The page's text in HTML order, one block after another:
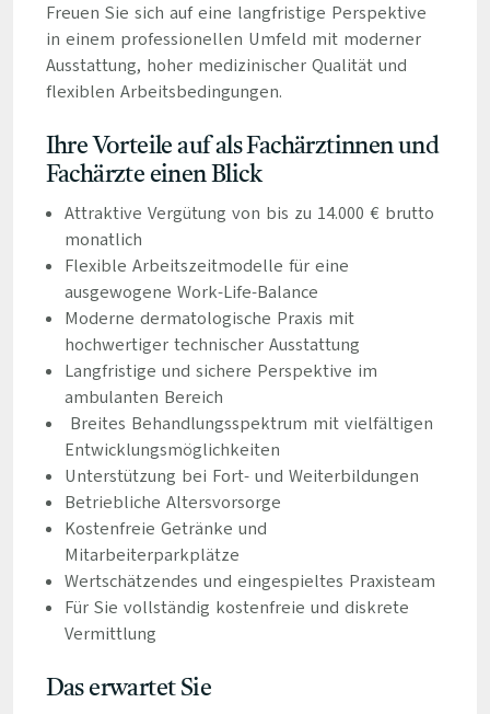
Freuen Sie sich auf eine langfristige Perspektive
in einem professionellen Umfeld mit moderner
Ausstattung, hoher medizinischer Qualität und
flexiblen Arbeitsbedingungen.
Ihre Vorteile auf als Fachärztinnen und
Fachärzte einen Blick
Attraktive Vergütung von bis zu 14.000 € brutto
monatlich
Flexible Arbeitszeitmodelle für eine
ausgewogene Work-Life-Balance
Moderne dermatologische Praxis mit
hochwertiger technischer Ausstattung
Langfristige und sichere Perspektive im
ambulanten Bereich
Breites Behandlungsspektrum mit vielfältigen
Entwicklungsmöglichkeiten
Unterstützung bei Fort- und Weiterbildungen
Betriebliche Altersvorsorge
Kostenfreie Getränke und
Mitarbeiterparkplätze
Wertschätzendes und eingespieltes Praxisteam
Für Sie vollständig kostenfreie und diskrete
Vermittlung
Das erwartet Sie